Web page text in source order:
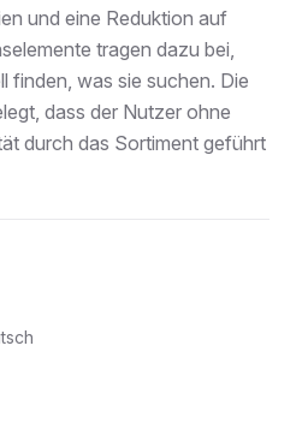
und eine Reduktion auf
tragen dazu bei,
finden, was sie suchen. Die
dass der Nutzer ohne
durch das Sortiment geführt